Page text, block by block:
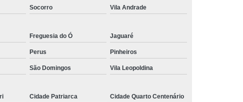
Limpeza de Piscina de Fibra
Limpeza para Piscina
Limpeza Piscina
Aquecida
Limpeza de Piscina de Vinil
Limpeza de Piscina Filtrando
Limpeza Tratamento e Manutenção de Piscinas
Socorro Vila Andrade
Freguesia do Ó Jaguaré
Perus Pinheiros
São Domingos Vila Leopoldina
Cidade Patriarca Cidade Quarto Centenário